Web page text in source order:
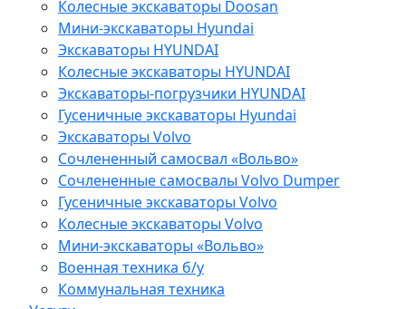
Колесные экскаваторы Doosan
Мини-экскаваторы Hyundai
Экскаваторы HYUNDAI
Колесные экскаваторы HYUNDAI
Экскаваторы-погрузчики HYUNDAI
Гусеничные экскаваторы Hyundai
Экскаваторы Volvo
Сочлененный самосвал «Вольво»
Сочлененные самосвалы Volvo Dumper
Гусеничные экскаваторы Volvo
Колесные экскаваторы Volvo
Мини-экскаваторы «Вольво»
Военная техника б/у
Коммунальная техника